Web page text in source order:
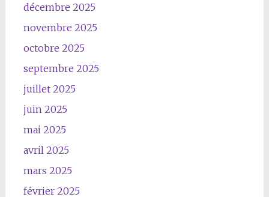
décembre 2025
novembre 2025
octobre 2025
septembre 2025
juillet 2025
juin 2025
mai 2025
avril 2025
mars 2025
février 2025